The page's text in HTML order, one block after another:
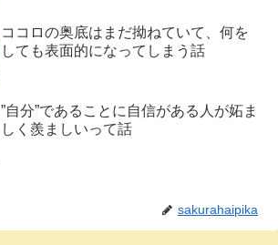
ココロの奥底はまだ拗ねていて、何を
しても表面的になってしまう話
”自分”であることに自信がある人が妬ま
しく羨ましいって話
sakurahaipika